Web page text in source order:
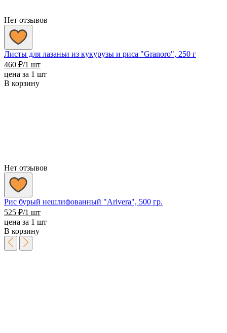
Нет отзывов
Листы для лазаньи из кукурузы и риса "Granoro", 250 г
460 ₽/1 шт
цена за 1 шт
В корзину
Нет отзывов
Рис бурый нешлифованный "Arivera", 500 гр.
525 ₽/1 шт
цена за 1 шт
В корзину